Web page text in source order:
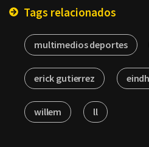
Tags relacionados
multimedios deportes
erick gutierrez
willem ll